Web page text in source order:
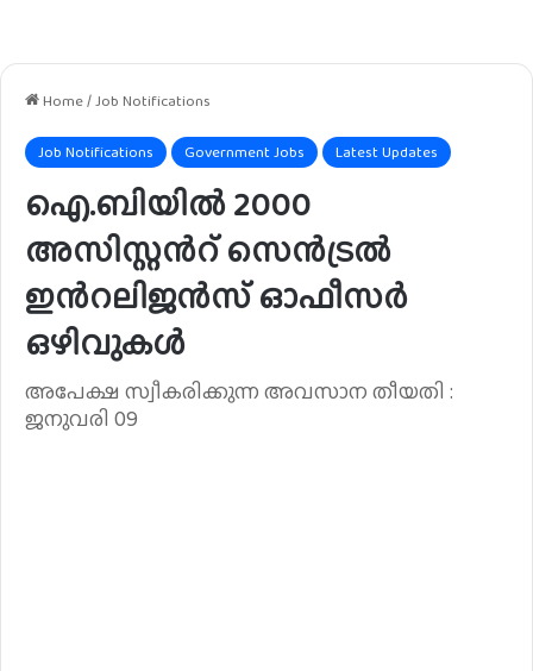
Home/Job Notifications
Job Notifications Government Jobs Latest Updates
ഐ.ബിയിൽ 2000
അസിസ്റ്റൻറ് സെൻട്രൽ
ഇൻറലിജൻസ് ഓഫീസർ
ഒഴിവുകൾ
അപേക്ഷ സ്വീകരിക്കുന്ന അവസാന തീയതി :
ജനുവരി 09